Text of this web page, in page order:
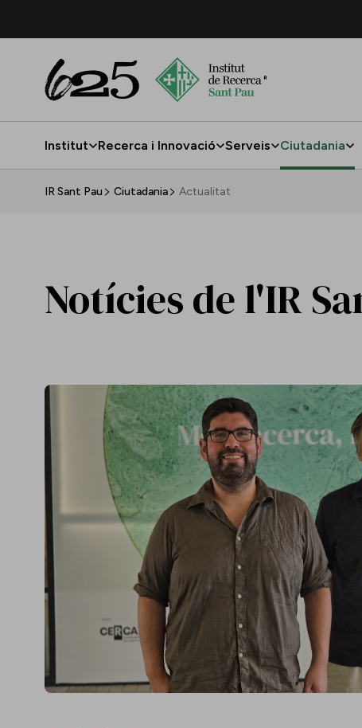
Institut Recerca i Innovació Serveis Ciutadania
IR Sant Pau Ciutadania Actualitat
Notícies de l'IR